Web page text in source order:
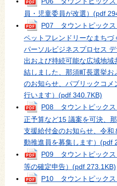
員・児童委員が改選） (pdf
P07 タウントピックス
ペットフレンドリーなまち
パーソルビジネスプロセス
出および持続可能な広域地
結しました、那須町長選挙
のお知らせ、パブリックコ
行います） (pdf 340.7KB)
P08 タウントピックス
正予算など15 議案を可決、
支援給付金のお知らせ、令
動推進員を募集します） (pdf
P09 タウントピックス
等の確定申告） (pdf 273.1KB)
P10 タウントピックス